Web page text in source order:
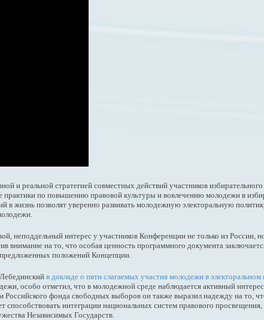
и реальной стратегией совместных действий участников
по повышению правовой культуры и вовлечению молодежи в
в жизнь позволят уверенно развивать молодежную электоральную
неподдельный интерес у участников Конференции не только из России,
внимание на то, что особая ценность программного документа
предложенных положений Концепции.
в докладе о пяти слагаемых участия молодежи в электоральном
особо отметил, что в молодежной среде наблюдается активный
фонда свободных выборов он также выразил надежду на то,
способствовать интеграции национальных систем правового
Независимых Государств.